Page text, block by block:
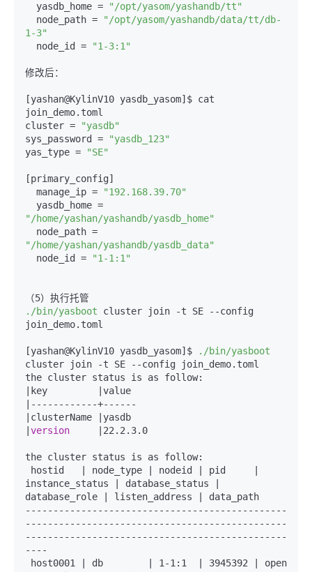
  yasdb_home =
"/opt/yasom/yashandb/tt"
  node_path =
"/opt/yasom/yashandb/data/tt/db-
1-3"
  node_id =
"1-3:1"
修改后：
[yashan@KylinV10 yasdb_yasom]$ cat
join_demo.toml
cluster =
"yasdb"
sys_password =
"yasdb_123"
yas_type =
"SE"
[primary_config]
  manage_ip =
"192.168.39.70"
"/home/yashan/yashandb/yasdb_home"
"/home/yashan/yashandb/yasdb_data"
  node_id =
"1-1:1"
./bin/yasboot cluster join -t SE
--config
join_demo.toml
[yashan@KylinV10 yasdb_yasom]$
./bin/yasboot
cluster join -t SE
--config join_demo.toml
the cluster status is as follow:
|key         |value
------------+------
|clusterName |yasdb
version
     |22.2.3.0
the cluster status is as follow:
instance_status | database_status |
-----------------------------------------------
-----------------------------------------------
-----------------------------------------------
----
host0001 | db        | 1-1 :1
  | 3945392 | open